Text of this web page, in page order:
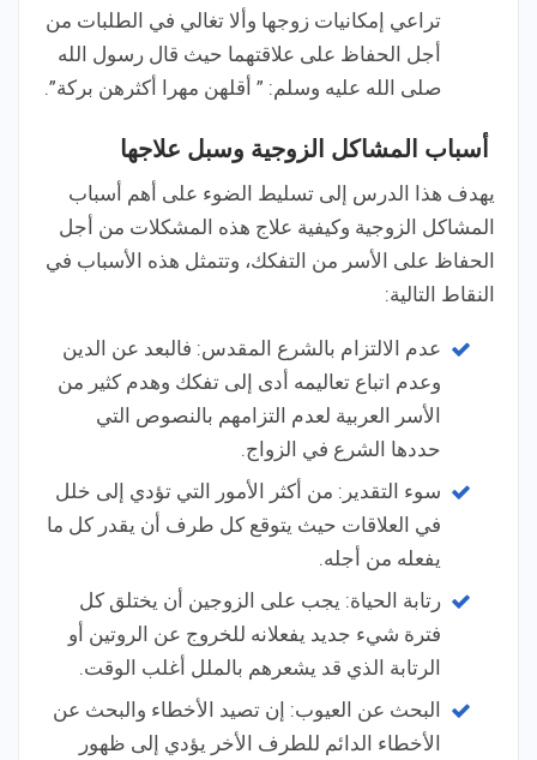
تراعي إمكانيات زوجها وألا تغالي في الطلبات من
أجل الحفاظ على علاقتهما حيث قال رسول الله
صلى الله عليه وسلم: ” أقلهن مهرا أكثرهن بركة”.
أسباب المشاكل الزوجية وسبل علاجها
يهدف هذا الدرس إلى تسليط الضوء على أهم أسباب
المشاكل الزوجية وكيفية علاج هذه المشكلات من أجل
الحفاظ على الأسر من التفكك، وتتمثل هذه الأسباب في
النقاط التالية:
عدم الالتزام بالشرع المقدس: فالبعد عن الدين
وعدم اتباع تعاليمه أدى إلى تفكك وهدم كثير من
الأسر العربية لعدم التزامهم بالنصوص التي
حددها الشرع في الزواج.
سوء التقدير: من أكثر الأمور التي تؤدي إلى خلل
في العلاقات حيث يتوقع كل طرف أن يقدر كل ما
يفعله من أجله.
رتابة الحياة: يجب على الزوجين أن يختلق كل
فترة شيء جديد يفعلانه للخروج عن الروتين أو
الرتابة الذي قد يشعرهم بالملل أغلب الوقت.
البحث عن العيوب: إن تصيد الأخطاء والبحث عن
الأخطاء الدائم للطرف الأخر يؤدي إلى ظهور